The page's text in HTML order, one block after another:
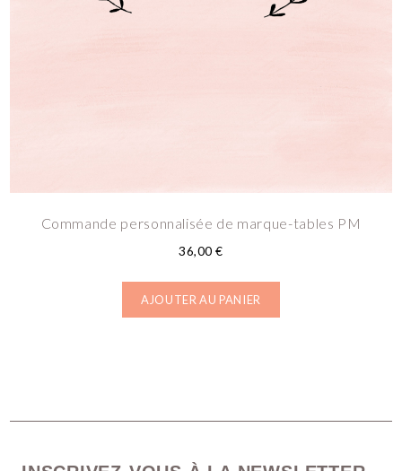
Commande personnalisée de marque-tables PM
36,00€
AJOUTER AU PANIER